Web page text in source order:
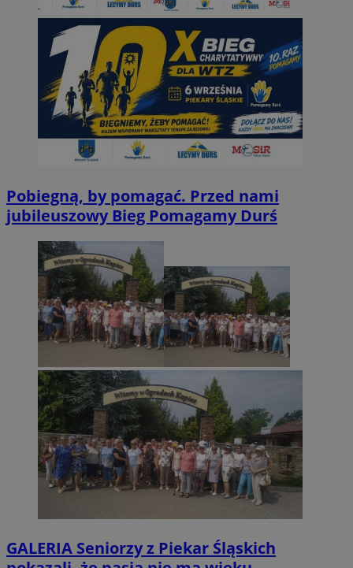
Pobiegną, by pomagać. Przed nami
jubileuszowy Bieg Pomagamy Durś
GALERIA Seniorzy z Piekar Śląskich